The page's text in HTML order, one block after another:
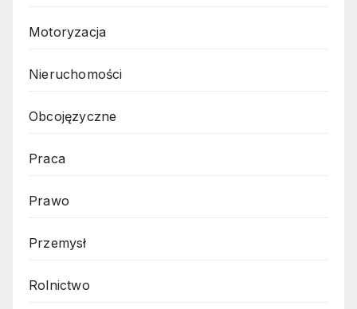
Motoryzacja
Nieruchomości
Obcojęzyczne
Praca
Prawo
Przemysł
Rolnictwo